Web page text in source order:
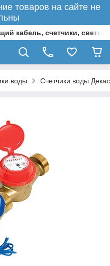
товаров на сайте не
кабель, счетчики,
воды Счетчики воды